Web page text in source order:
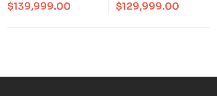
$139,999.00 $129,999.00